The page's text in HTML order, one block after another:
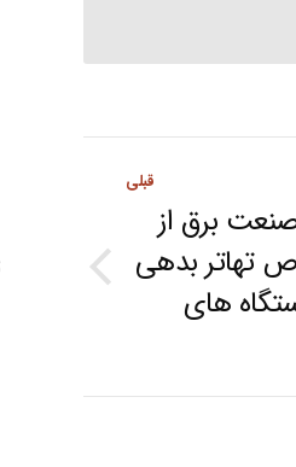
قبلی
Previous
برق از
تهاتر بدهی
های